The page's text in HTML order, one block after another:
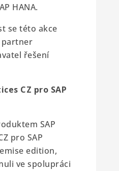
HANA.
se této akce
partner
řešení
CZ pro SAP
SAP
pro SAP
edition,
ve spolupráci